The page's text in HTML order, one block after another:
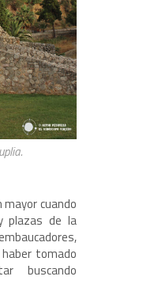
mayor cuando
plazas de la
tomado
buscando